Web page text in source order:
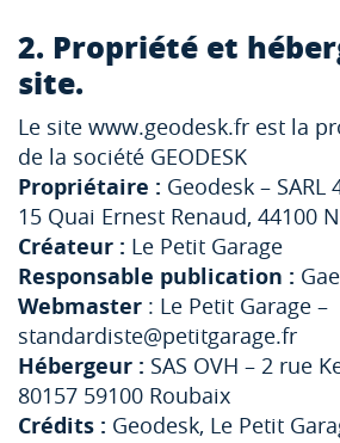
2. Propriété et
site.
Le site www.geodesk.fr est la
de la société GEODESK
Propriétaire : Geodesk – SARL
15 Quai Ernest Renaud, 44100
Créateur : Le Petit Garage
Responsable publication :
Webmaster : Le Petit Garage –
standardiste@petitgarage.fr
Hébergeur : SAS OVH – 2 rue
80157 59100 Roubaix
Crédits : Geodesk, Le Petit